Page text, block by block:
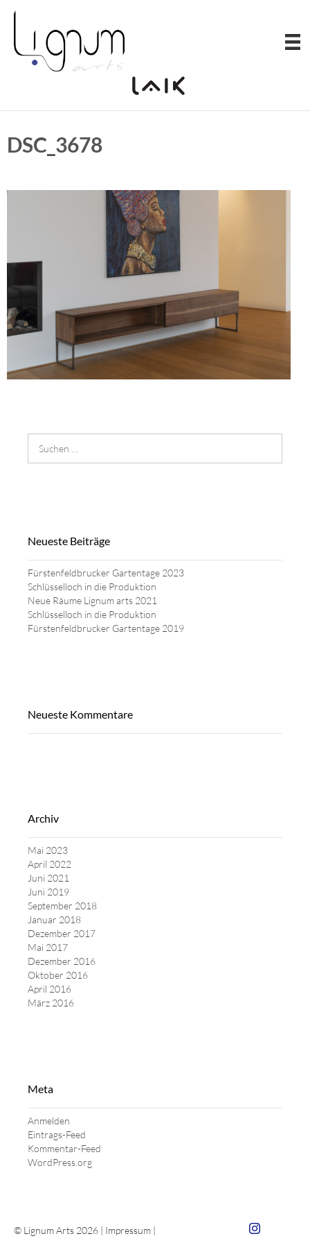
Zum
springen
DSC_3678
Suchen
nach:
Neueste Beiträge
Fürstenfeldbrucker Gartentage 2023
Schlüsselloch in die Produktion
Neue Räume Lignum arts 2021
Schlüsselloch in die Produktion
Fürstenfeldbrucker Gartentage 2019
Neueste Kommentare
Archiv
Mai 2023
April 2022
Juni 2021
Juni 2019
September 2018
Januar 2018
Dezember 2017
Mai 2017
Dezember 2016
Oktober 2016
April 2016
März 2016
Meta
Anmelden
Eintrags-Feed
Kommentar-Feed
WordPress.org
© Lignum Arts 2026 | Impressum |
Zum Insta